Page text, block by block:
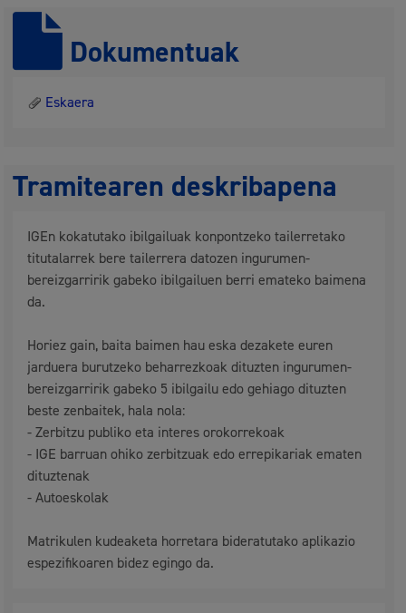
Dokumentuak
Eskaera
Tramitearen deskribapena
IGEn kokatutako ibilgailuak konpontzeko tailerretako
titutalarrek bere tailerrera datozen ingurumen-
bereizgarririk gabeko ibilgailuen berri emateko baimena
da.
Horiez gain, baita baimen hau eska dezakete euren
jarduera burutzeko beharrezkoak dituzten ingurumen-
bereizgarririk gabeko 5 ibilgailu edo gehiago dituzten
beste zenbaitek, hala nola:
- Zerbitzu publiko eta interes orokorrekoak
- IGE barruan ohiko zerbitzuak edo errepikariak ematen
dituztenak
- Autoeskolak
Matrikulen kudeaketa horretara bideratutako aplikazio
espezifikoaren bidez egingo da.